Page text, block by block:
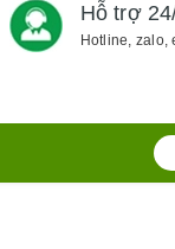
Hỗ trợ
Hotline, zalo,